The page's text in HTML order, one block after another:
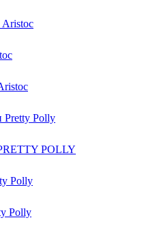
Aristoc
Pretty Polly
POLLY
Polly
Polly